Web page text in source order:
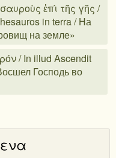
ἐπὶ τῆς γῆς /
in terra / На
на земле»
/ In illud Ascendit
Господь во